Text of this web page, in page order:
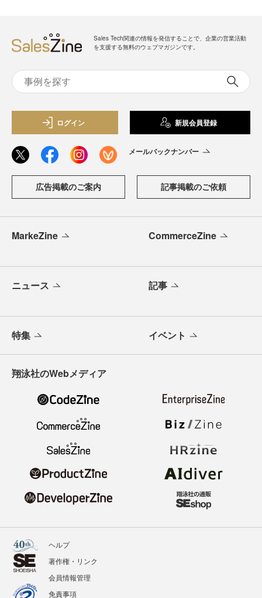
Sales Tech関連の情報を発信することで、企業の営業活動
を支援する無料のウェブマガジンです。
ログイン 新規会員登録
メールバックナンバー
広告掲載のご案内 記事掲載のご依頼
MarkeZine CommerceZine
ニュース 記事
特集 イベント
翔泳社のWebメディア
ヘルプ
著作権・リンク
会員情報管理
免責事項